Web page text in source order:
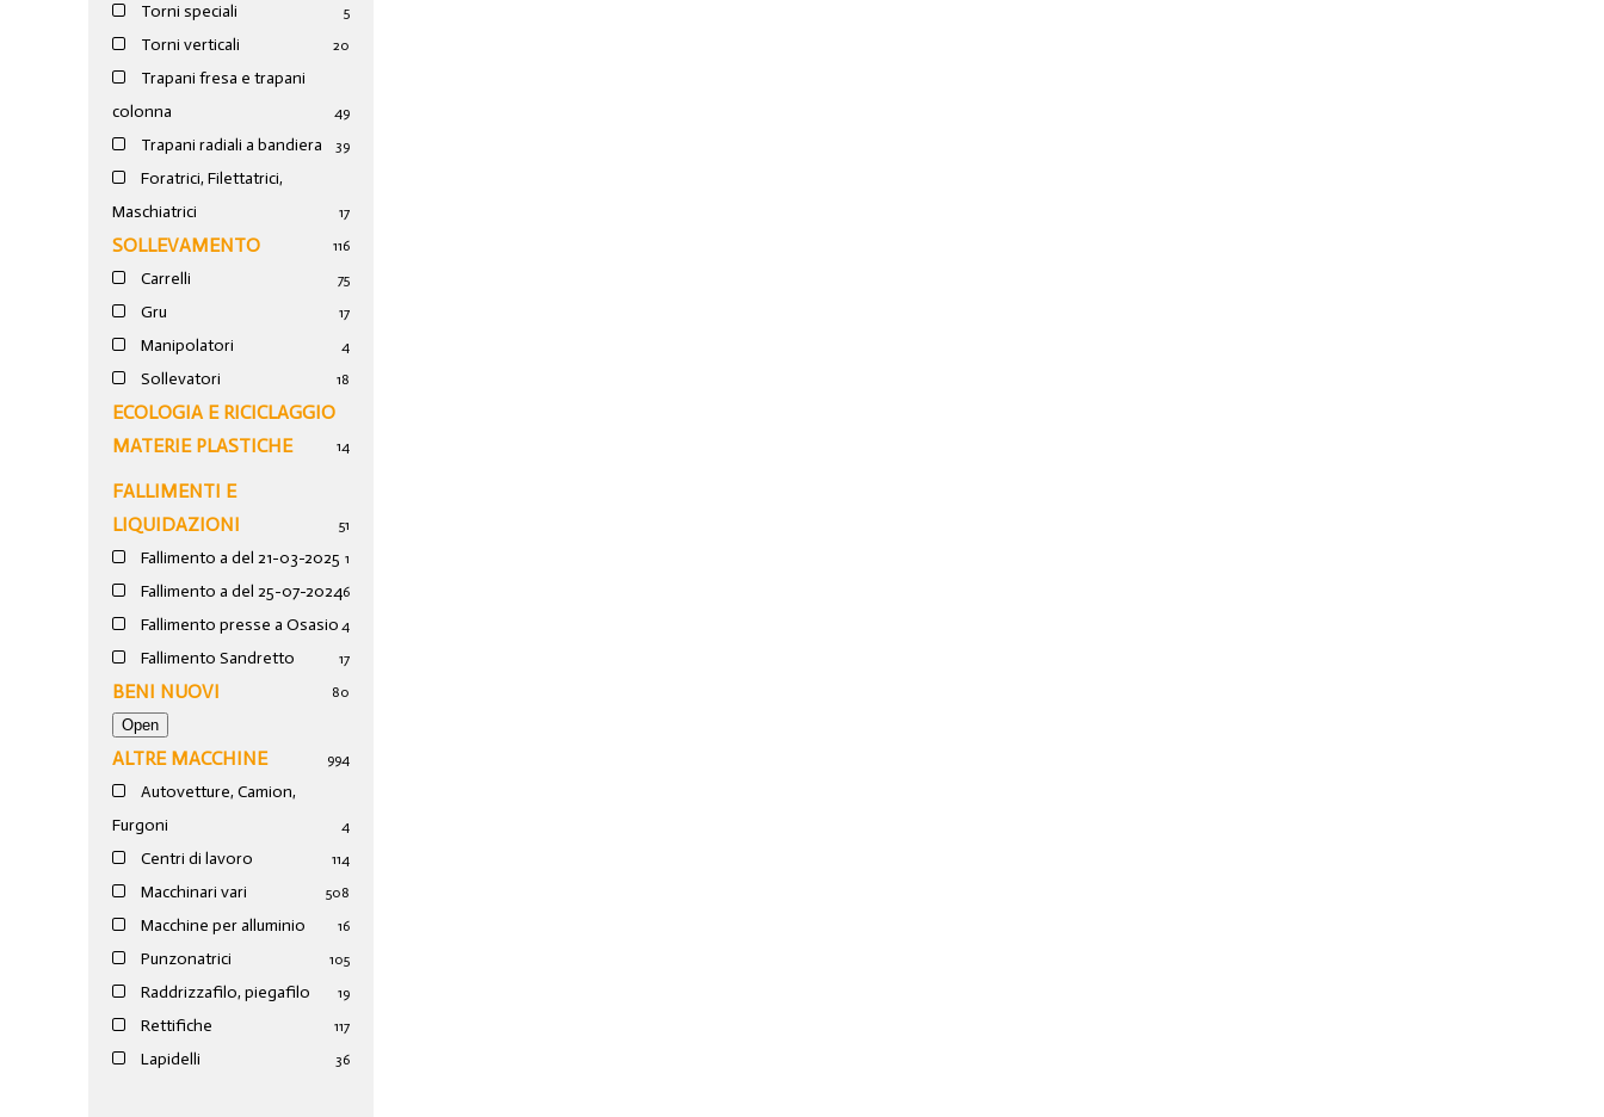
Torni speciali 5
Torni verticali 20
Trapani fresa e trapani
colonna
49
Trapani radiali a bandiera 39
Foratrici, Filettatrici,
Maschiatrici
17
SOLLEVAMENTO 116
Carrelli 75
Gru 17
Manipolatori 4
Sollevatori 18
ECOLOGIA E RICICLAGGIO
MATERIE PLASTICHE
14
FALLIMENTI E
LIQUIDAZIONI
51
Fallimento a del 21-03-2025 1
Fallimento a del 25-07-20246
Fallimento presse a Osasio 4
Fallimento Sandretto 17
BENI NUOVI 80
ALTRE MACCHINE 994
Autovetture, Camion,
Furgoni
4
Centri di lavoro 114
Macchinari vari 508
Macchine per alluminio 16
Punzonatrici 105
Raddrizzafilo, piegafilo 19
Rettifiche 117
Lapidelli 36